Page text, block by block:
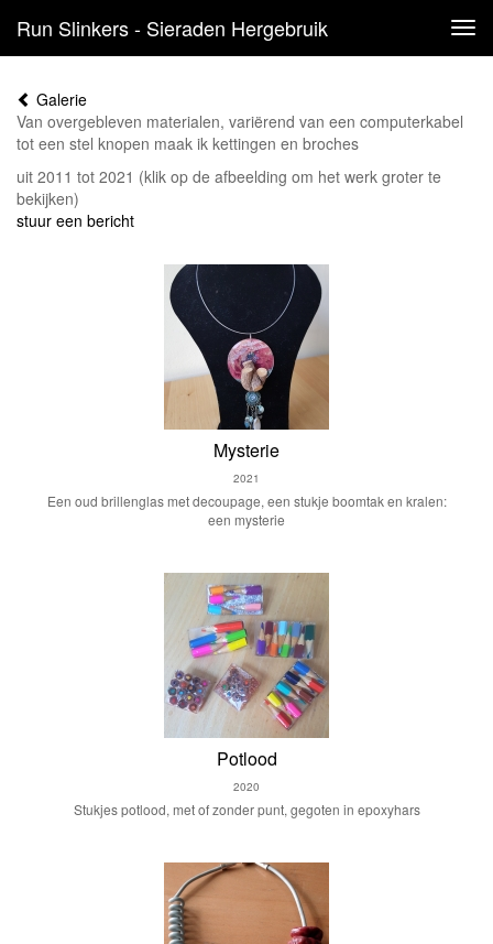
Run Slinkers - Sieraden Hergebruik
Galerie
Van overgebleven materialen, variërend van een computerkabel
tot een stel knopen maak ik kettingen en broches
uit 2011 tot 2021 (klik op de afbeelding om het werk groter te
bekijken)
stuur een bericht
Mysterie
2021
Een oud brillenglas met decoupage, een stukje boomtak en kralen:
een mysterie
Potlood
2020
Stukjes potlood, met of zonder punt, gegoten in epoxyhars